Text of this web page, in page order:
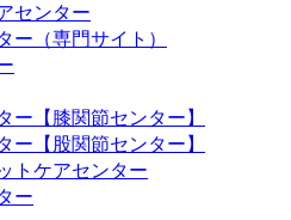
センター
ー（専門サイト）
ー【膝関節センター】
ー【股関節センター】
トケアセンター
ー